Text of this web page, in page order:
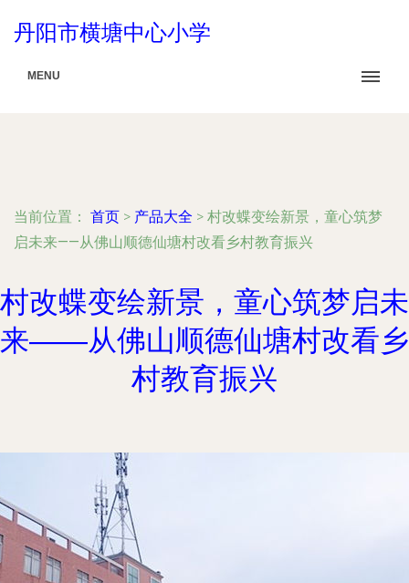
丹阳市横塘中心小学
MENU
当前位置： 首页 > 产品大全 > 村改蝶变绘新景，童心筑梦
启未来——从佛山顺德仙塘村改看乡村教育振兴
村改蝶变绘新景，童心筑梦启未
来——从佛山顺德仙塘村改看乡
村教育振兴